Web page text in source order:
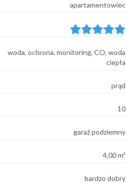
apartamentowiec
woda, ochrona, monitoring, CO, woda
ciepła
prąd
10
garaż podziemny
4,00 m²
bardzo dobry